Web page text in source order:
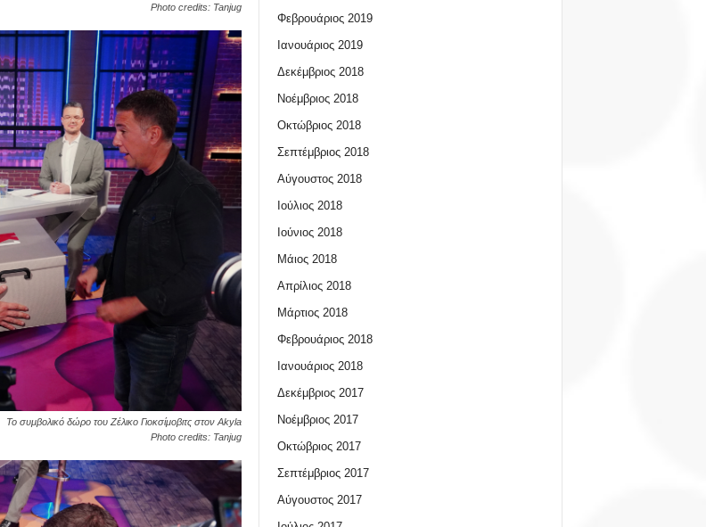
Photo credits: Tanjug
Το συμβολικό δώρο του Ζέλικο Γιοκσίμοβιτς στον Akyla
Photo credits: Tanjug
Φεβρουάριος 2019
Ιανουάριος 2019
Δεκέμβριος 2018
Νοέμβριος 2018
Οκτώβριος 2018
Σεπτέμβριος 2018
Αύγουστος 2018
Ιούλιος 2018
Ιούνιος 2018
Μάιος 2018
Απρίλιος 2018
Μάρτιος 2018
Φεβρουάριος 2018
Ιανουάριος 2018
Δεκέμβριος 2017
Νοέμβριος 2017
Οκτώβριος 2017
Σεπτέμβριος 2017
Αύγουστος 2017